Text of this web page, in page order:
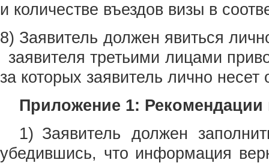
и количестве въездов визы в
8) Заявитель должен явиться
заявителя третьими лицами
за которых заявитель лично несет
Приложение 1:
1) Заявитель должен
убедившись, что информация